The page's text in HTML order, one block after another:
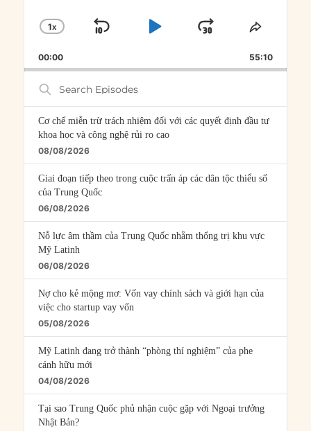
CHANGE
RATE
1X
SKIP
PLAYJUMP
FORWARD
SHARE
00:00 55:10
Search
Episodes
Cơ chế miễn trừ trách nhiệm đối với các quyết định đầu tư
khoa học và công nghệ rủi ro cao
08/08/2026
Giai đoạn tiếp theo trong cuộc trấn áp các dân tộc thiểu số
của Trung Quốc
06/08/2026
Nỗ lực âm thầm của Trung Quốc nhằm thống trị khu vực
Mỹ Latinh
06/08/2026
Nợ cho kẻ mộng mơ: Vốn vay chính sách và giới hạn của
việc cho startup vay vốn
05/08/2026
Mỹ Latinh đang trở thành “phòng thí nghiệm” của phe
cánh hữu mới
04/08/2026
Tại sao Trung Quốc phủ nhận cuộc gặp với Ngoại trưởng
Nhật Bản?